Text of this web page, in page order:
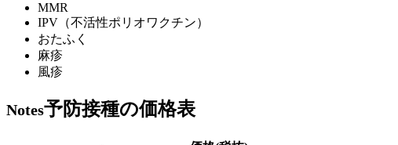
MMR
IPV（不活性ポリオワクチン）
おたふく
麻疹
風疹
Notes予防接種の価格表